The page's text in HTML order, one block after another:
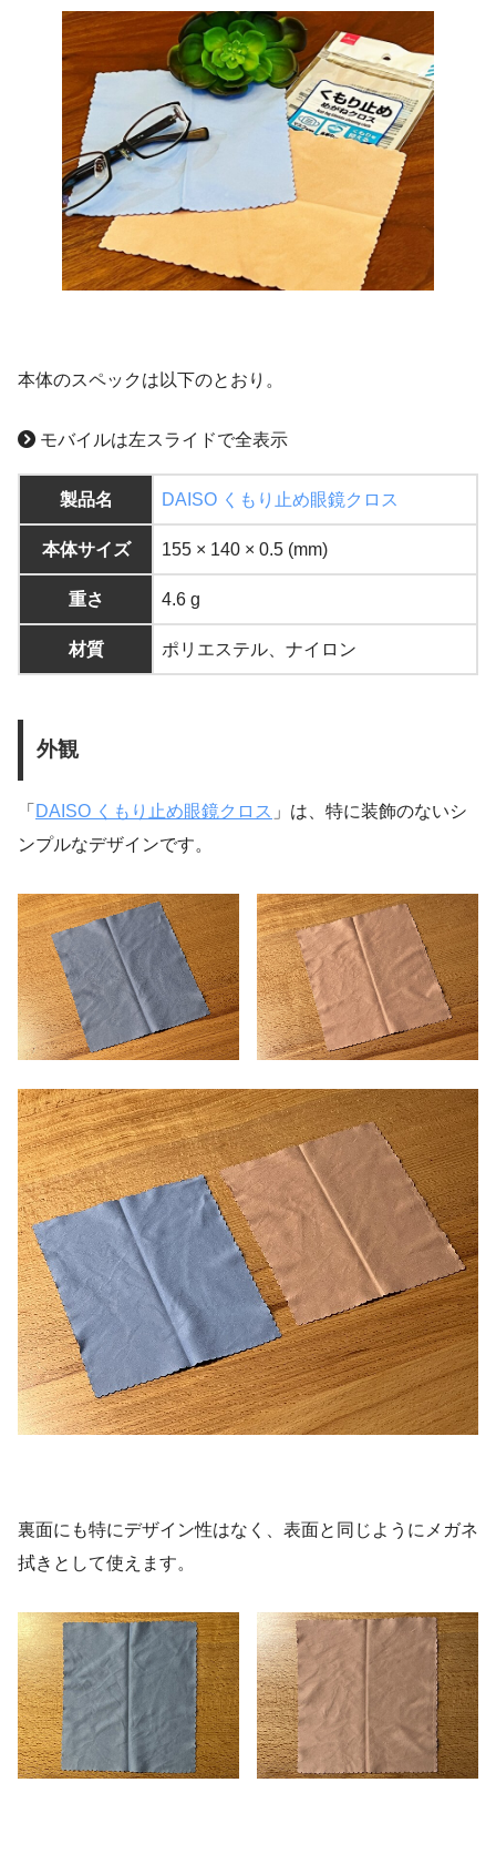
本体のスペックは以下のとおり。
モバイルは左スライドで全表示
製品名 DAISO くもり止め眼鏡クロス
本体サイズ 155 × 140 × 0.5 (mm)
重さ 4.6 g
材質 ポリエステル、ナイロン
外観
「 DAISO くもり止め眼鏡クロス 」は、特に装飾のないシ
ンプルなデザインです。
裏面にも特にデザイン性はなく、表面と同じようにメガネ
拭きとして使えます。